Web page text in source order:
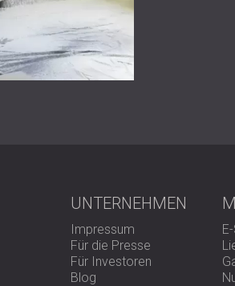
UNTERNEHMEN
Impressum
Für die Presse
Für Investoren
Blog